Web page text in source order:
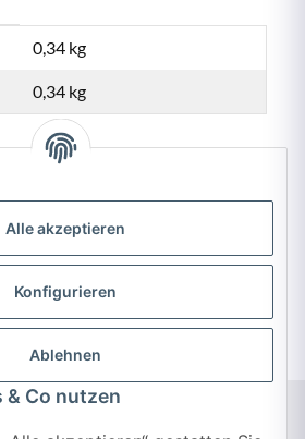
Alle akzeptieren
Konfigurieren
Ablehnen
& Co nutzen
0,34 kg
0,34 kg